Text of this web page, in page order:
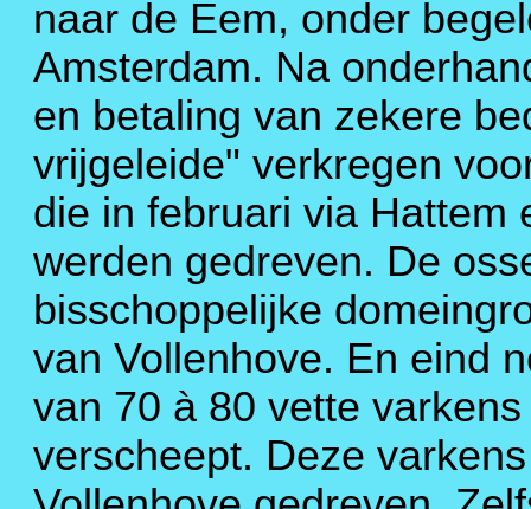
naar de Eem, onder
Amsterdam. Na
en betaling van zekere
vrijgeleide" verkregen
die in februari via Hattem
werden gedreven. De
bisschoppelijke
van Vollenhove. En eind
van 70 à 80 vette
verscheept. Deze